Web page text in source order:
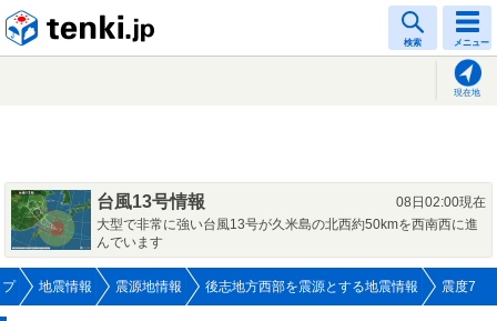
検索 メニュー
現在地
台風13号情報
08日02:00現在
大型で非常に強い台風13号が久米島の北西約50kmを西南西に進
んでいます
地震情報 震源地情報 後志地方西部を震源とする地震情報 震度7